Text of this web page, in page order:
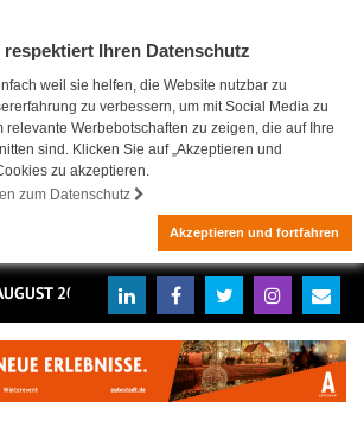
Ihren Datenschutz
weil sie helfen, die Website nutzbar zu
zu verbessern, um mit Social Media zu
relevante Werbebotschaften zu zeigen, die auf Ihre
sind. Klicken Sie auf „Akzeptieren und
zu akzeptieren.
zum Datenschutz
Akzeptieren und fortfahren
2026